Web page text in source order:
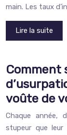
main. Les taux
Lire la suite
Comment
voûte de
Chaque année,
stupeur que